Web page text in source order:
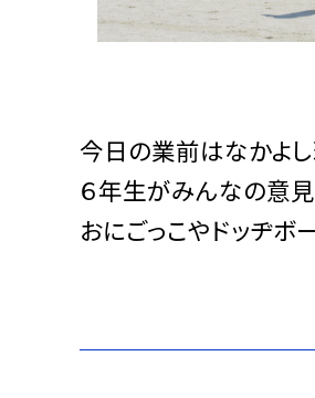
今日の業前はなかよし
６年生がみんなの意見
おにごっこやドッヂボ